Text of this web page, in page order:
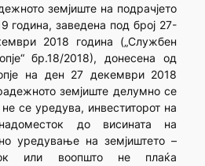
земјиште на подрачјето
година, заведена под број 27-
2018 година („Службен
бр.18/2018), донесена од
на ден 27 декември 2018
земјиште делумно се
се уредува, инвеститорот на
до висината на
уредување на земјиштето –
или воопшто не плаќа